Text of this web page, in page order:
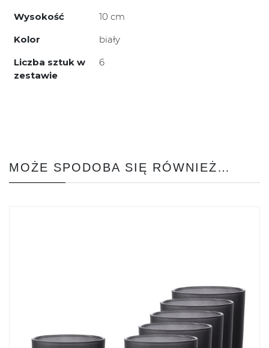
Wysokość
10 cm
Kolor
biały
Liczba sztuk w
zestawie
6
MOŻE SPODOBA SIĘ RÓWNIEŻ…